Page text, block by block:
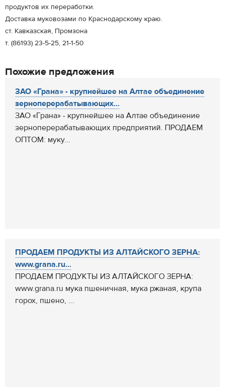
продуктов их переработки.
Доставка муковозами по Краснодарскому краю.
ст. Кавказская, Промзона
т. (86193) 23-5-25, 21-1-50
Похожие предложения
ЗАО «Грана» - крупнейшее на Алтае объединение
зерноперерабатывающих...
ЗАО «Грана» - крупнейшее на Алтае объединение
зерноперерабатывающих предприятий. ПРОДАЕМ
ОПТОМ: муку...
ПРОДАЕМ ПРОДУКТЫ ИЗ АЛТАЙСКОГО ЗЕРНА:
www.grana.ru...
ПРОДАЕМ ПРОДУКТЫ ИЗ АЛТАЙСКОГО ЗЕРНА:
www.grana.ru мука пшеничная, мука ржаная, крупа
горох, пшено, ...